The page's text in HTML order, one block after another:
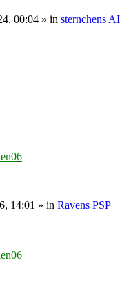
00:04 » in sternchens AI
14:01 » in Ravens PSP